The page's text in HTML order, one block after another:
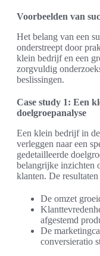
Voorbeelden van
Het belang van een
onderstreept door
klein bedrijf en een
zorgvuldig
beslissingen.
Case study 1: Een
doelgroepanalyse
Een klein bedrijf in
verleggen naar een
gedetailleerde
belangrijke inzichten
klanten. De
De omzet
afgestemd
De
conversieratio